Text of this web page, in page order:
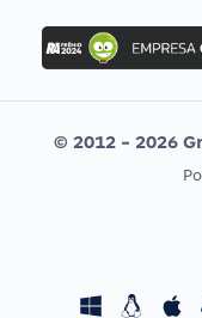
Concurso Ibama
Concurso MPU
Editais publicados
CONCURSOS POR
Concursos Fiscais
© 2012 - 2026